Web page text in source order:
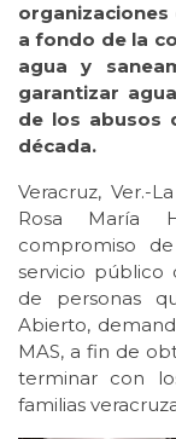
organizaciones
a fondo de la
agua y
garantizar
de los abusos
década.
Veracruz, Ver.-
Rosa María
compromiso
servicio público
de personas
Abierto,
MAS, a fin de
terminar con
familias